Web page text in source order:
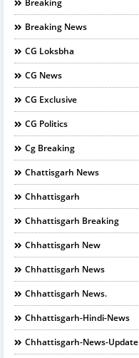
Breaking News
CG Loksbha
CG News
CG Exclusive
CG Politics
Cg Breaking
Chattisgarh News
Chhattisgarh
Chhattisgarh Breaking
Chhattisgarh New
Chhattisgarh News
Chhattisgarh News.
Chhattisgarh-Hindi-News
Chhattisgarh-News-Update